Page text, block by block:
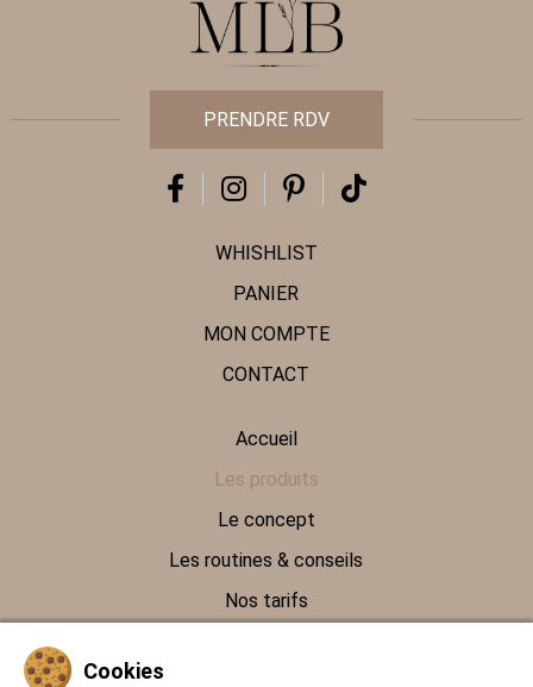
PRENDRE RDV
WHISHLIST
PANIER
MON COMPTE
CONTACT
Accueil
Les produits
Le concept
Les routines & conseils
Nos tarifs
Cookies